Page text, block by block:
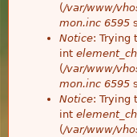
(/var/www/
mon.inc 6595
Notice: Trying
int
(/var/www/
mon.inc 6595
Notice: Trying
int
(/var/www/